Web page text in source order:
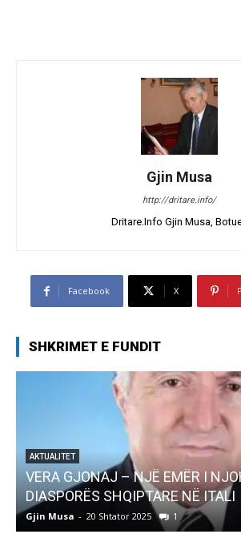
Gjin Musa
http://dritare.info/
Dritare.Info Gjin Musa,
Facebook X
SHKRIMET E FUNDIT
AKTUALITET
Pregaditi Gjin Musa-Rome-
Gjin Musa - 8 Shtator 2025 0